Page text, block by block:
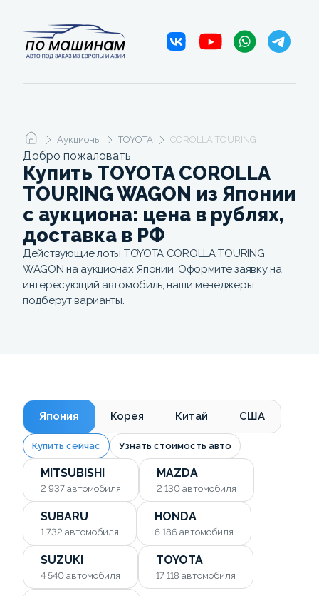
Аукционы TOYOTA COROLLA TOURING WAGON
Добро пожаловать
Купить TOYOTA COROLLA
TOURING WAGON из Японии
с аукциона: цена в рублях,
доставка в РФ
Действующие лоты TOYOTA COROLLA TOURING
WAGON на аукционах Японии. Оформите заявку на
интересующий автомобиль, наши менеджеры
подберут варианты.
Япония Корея Китай США
Купить сейчас Узнать стоимость авто
MITSUBISHI
2 937 автомобиля
MAZDA
2 130 автомобиля
SUBARU
1 732 автомобиля
HONDA
6 186 автомобиля
SUZUKI
4 540 автомобиля
TOYOTA
17 118 автомобиля